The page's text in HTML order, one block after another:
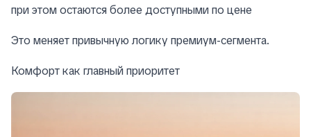
при этом остаются более доступными по цене
Это меняет привычную логику премиум-сегмента.
Комфорт как главный приоритет